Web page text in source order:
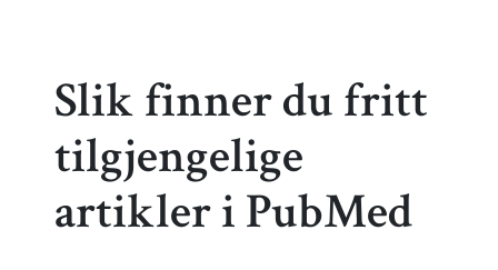
Slik finner du fritt
tilgjengelige
artikler i PubMed